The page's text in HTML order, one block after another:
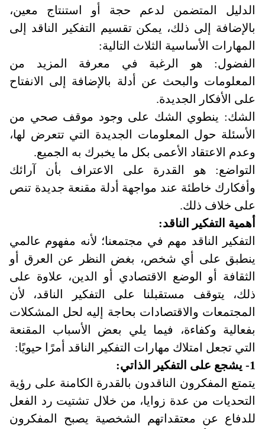
الدليل المتضمن لدعم حجة أو استنتاج معين،
بالإضافة إلى ذلك، يمكن تقسيم التفكير الناقد إلى
المهارات الأساسية الثلاث التالية:
الفضول: هو الرغبة في معرفة المزيد من
المعلومات والبحث عن أدلة بالإضافة إلى الانفتاح
على الأفكار الجديدة.
الشك: ينطوي الشك على وجود موقف صحي من
الأسئلة حول المعلومات الجديدة التي تتعرض لها،
وعدم الاعتقاد الأعمى بكل ما يخبرك به الجميع.
التواضع: هو القدرة على الاعتراف بأن آرائك
وأفكارك خاطئة عند مواجهة أدلة مقنعة جديدة تنص
على خلاف ذلك.
أهمية التفكير الناقد:
التفكير الناقد مهم في مجتمعنا؛ لأنه مفهوم عالمي
ينطبق على أي شخص، بغض النظر عن العرق أو
الثقافة أو الوضع الاقتصادي أو الدين، علاوة على
ذلك، يتوقف مستقبلنا على التفكير الناقد، لأن
المجتمعات والاقتصادات بحاجة إليه لحل المشكلات
بفعالية وكفاءة، فيما يلي بعض الأسباب المقنعة
التي تجعل امتلاك مهارات التفكير الناقد أمرًا حيويًا:
1- يشجع على التفكير الذاتي:
يتمتع المفكرون الناقدون بالقدرة الكامنة على رؤية
التحديات من عدة زوايا، من خلال تشتيت رد الفعل
للدفاع عن معتقداتهم الشخصية يصبح المفكرون